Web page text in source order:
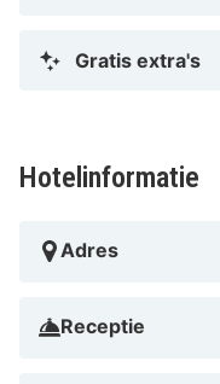
Gratis extra's
Hotelinformatie
Adres
Receptie